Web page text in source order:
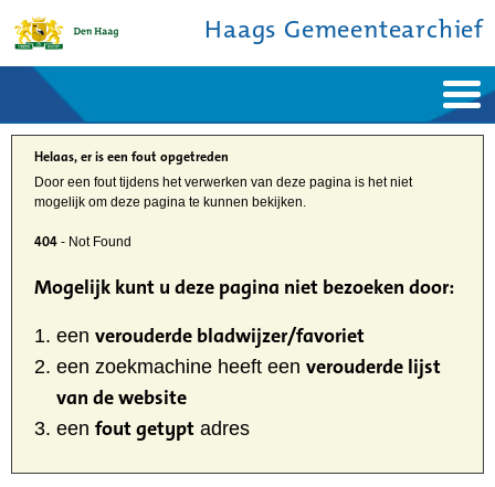
Haags Gemeentearchief
Home
Nieuws
Ontdek de stad
De studiezaal
Bronnen en collecties
Over ons
Contact
Helaas, er is een fout opgetreden
Door een fout tijdens het verwerken van deze pagina is het niet
mogelijk om deze pagina te kunnen bekijken.
404 - Not Found
Mogelijk kunt u deze pagina niet bezoeken door:
een verouderde bladwijzer/favoriet
een zoekmachine heeft een verouderde lijst
van de website
een fout getypt adres